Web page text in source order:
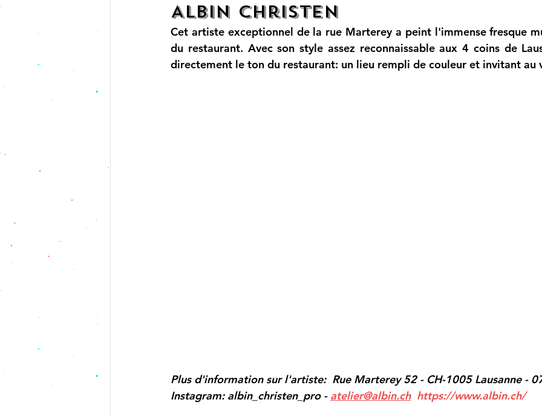
Albin Christen
Cet artiste exceptionnel de la rue Marterey a peint l'immense fresque
du restaurant. Avec son style assez reconnaissable aux 4 coins de
directement le ton du restaurant: un lieu rempli de couleur et invitant au
Plus d'information sur l'artiste:  Rue Marterey 52 - CH-1005 Lausanne -
Instagram: albin_christen_pro - atelier@albin.ch https://www.albin.ch/